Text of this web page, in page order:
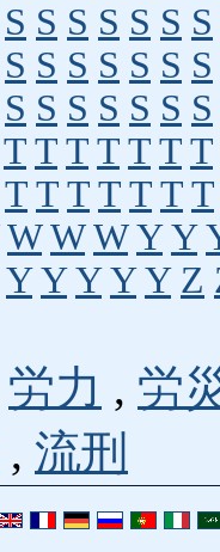
S S S S S S S
S S S S S S S
S S S S S S S
T T T T T T T
T T T T T T T
W W W Y Y
Y Y Y Y Y Z
労力 , 労
, 流刑